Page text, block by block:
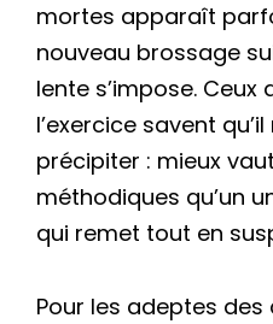
mortes apparaît
nouveau brossage
lente s’impose.
l’exercice savent
précipiter : mieux
méthodiques qu’un
qui remet tout en
Pour les adeptes